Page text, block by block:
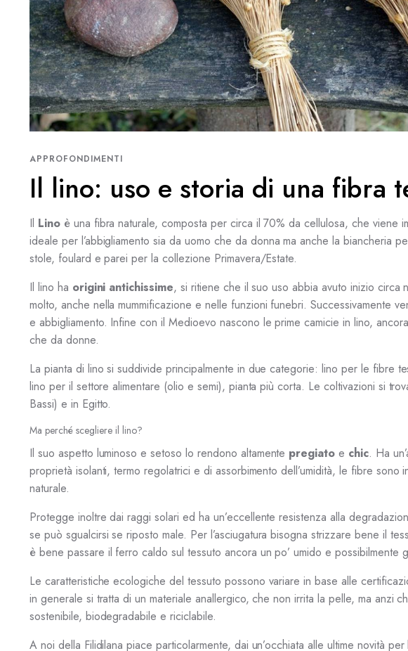
APPROFONDIMENTI
Il lino: uso e storia di una fibra
Il Linoè una fibra naturale, composta per circa il 70% da cellulosa, che viene
ideale per l’abbigliamento sia da uomo che da donna ma anche la biancheria
stole, foulard e parei per la collezione Primavera/Estate.
Il lino ha origini antichissime, si ritiene che il suo uso abbia avuto inizio circa
molto, anche nella mummificazione e nelle funzioni funebri. Successivamente
e abbigliamento. Infine con il Medioevo nascono le prime camicie in lino,
che da donne.
La pianta di lino si suddivide principalmente in due categorie: lino per le fibre
lino per il settore alimentare (olio e semi), pianta più corta. Le coltivazioni si
Bassi) e in Egitto.
Ma perché scegliere il lino?
Il suo aspetto luminoso e setoso lo rendono altamente pregiato e chic. Ha
proprietà isolanti, termo regolatrici e di assorbimento dell’umidità, le fibre
naturale.
Protegge inoltre dai raggi solari ed ha un’eccellente resistenza alla
se può sgualcirsi se riposto male. Per l’asciugatura bisogna strizzare bene il
è bene passare il ferro caldo sul tessuto ancora un po’ umido e possibilmente
Le caratteristiche ecologiche del tessuto possono variare in base alle
in generale si tratta di un materiale anallergico, che non irrita la pelle, ma anzi
sostenibile, biodegradabile e riciclabile.
A noi della Filidilana piace particolarmente, dai un’occhiata alle ultime novità